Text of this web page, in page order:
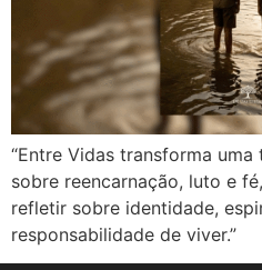
“Entre Vidas transforma
sobre reencarnação, luto e
refletir sobre identidade,
responsabilidade de viver.”